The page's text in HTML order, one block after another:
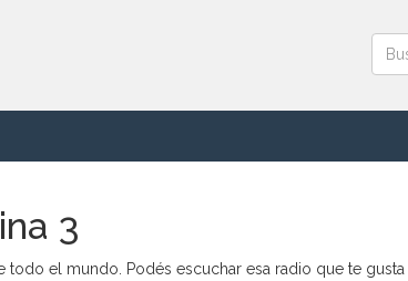
3
el mundo. Podés escuchar esa radio que te gusta